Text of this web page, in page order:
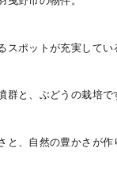
スポットが充実して
と、ぶどうの栽培で
と、自然の豊かさが作